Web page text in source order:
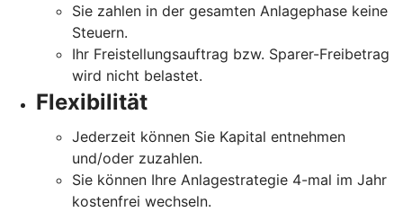
Sie zahlen in der gesamten Anlagephase keine
Steuern.
Ihr Freistellungsauftrag bzw. Sparer-Freibetrag
wird nicht belastet.
Flexibilität
Jederzeit können Sie Kapital entnehmen
und/oder zuzahlen.
Sie können Ihre Anlagestrategie 4-mal im Jahr
kostenfrei wechseln.